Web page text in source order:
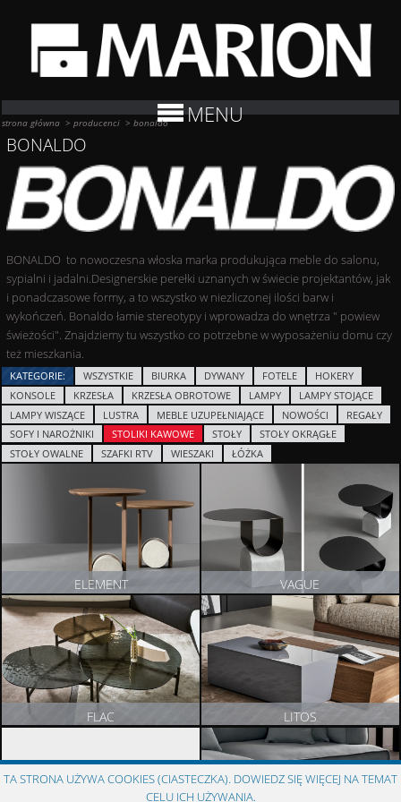
MENU
strona główna >producenci >bonaldo
BONALDO
BONALDO to nowoczesna włoska marka produkująca meble do salonu,
sypialni i jadalni.Designerskie perełki uznanych w świecie projektantów, jak
i ponadczasowe formy, a to wszystko w niezliczonej ilości barw i
wykończeń. Bonaldo łamie stereotypy i wprowadza do wnętrza " powiew
świeżości". Znajdziemy tu wszystko co potrzebne w wyposażeniu domu czy
też mieszkania.
KATEGORIE: WSZYSTKIE BIURKA DYWANY FOTELE
HOKERY
KONSOLE
KRZESŁA KRZESŁA OBROTOWE LAMPY
LAMPY STOJĄCE
LAMPY WISZĄCE
LUSTRA MEBLE UZUPEŁNIAJĄCE NOWOŚCI
REGAŁY
SOFY I NAROŻNIKI
STOLIKI KAWOWE STOŁY
STOŁY OKRĄGŁE
STOŁY OWALNE
SZAFKI RTV WIESZAKI ŁÓŻKA
ELEMENT
ZOBACZ PRODUKT
VAGUE
ZOBACZ PRODUKT
FLAC LITOS
ZOBACZ PRODUKT
TA STRONA UŻYWA COOKIES (CIASTECZKA). DOWIEDZ SIĘ WIĘCEJ NA TEMAT
CELU ICH UŻYWANIA.